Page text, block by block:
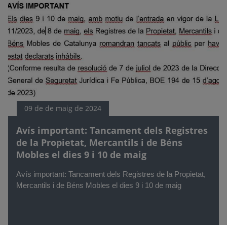
09 de de maig de 2024
Avís important: Tancament dels Registres
de la Propietat, Mercantils i de Béns
Mobles el dies 9 i 10 de maig
Avís important: Tancament dels Registres de la Propietat,
Mercantils i de Béns Mobles el dies 9 i 10 de maig